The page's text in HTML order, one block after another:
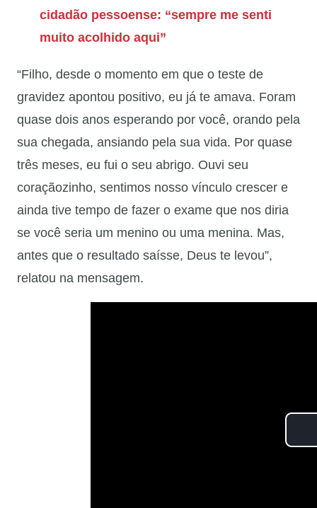
cidadão pessoense: “sempre me senti
muito acolhido aqui”
“Filho, desde o momento em que o teste de
gravidez apontou positivo, eu já te amava. Foram
quase dois anos esperando por você, orando pela
sua chegada, ansiando pela sua vida. Por quase
três meses, eu fui o seu abrigo. Ouvi seu
coraçãozinho, sentimos nosso vínculo crescer e
ainda tive tempo de fazer o exame que nos diria
se você seria um menino ou uma menina. Mas,
antes que o resultado saísse, Deus te levou”,
relatou na mensagem.